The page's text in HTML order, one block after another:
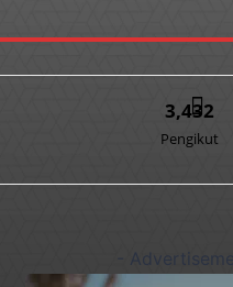
3,432
Pengikut
-